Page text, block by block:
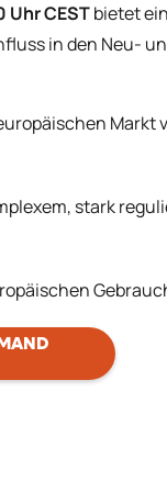
Uhr CESTbietet
in den Neu-
Markt
stark